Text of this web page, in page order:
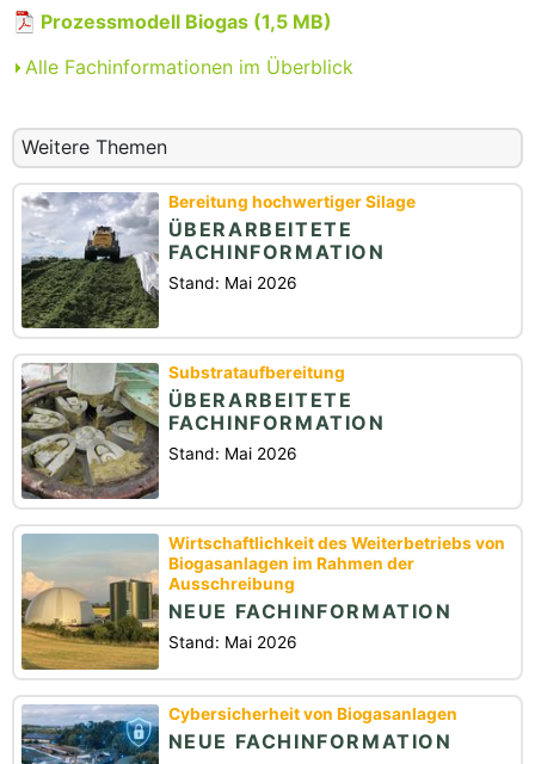
Prozessmodell Biogas (1,5 MB)
Alle Fachinformationen im Überblick
Weitere Themen
Bereitung hochwertiger Silage
ÜBERARBEITETE
FACHINFORMATION
Stand: Mai 2026
Substrataufbereitung
ÜBERARBEITETE
FACHINFORMATION
Stand: Mai 2026
Wirtschaftlichkeit des Weiterbetriebs von
Biogasanlagen im Rahmen der
Ausschreibung
NEUE FACHINFORMATION
Stand: Mai 2026
Cybersicherheit von Biogasanlagen
NEUE FACHINFORMATION